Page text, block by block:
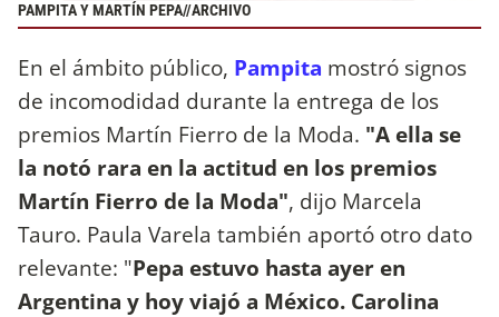
PAMPITA Y MARTÍN PEPA//ARCHIVO
En el ámbito público, Pampita mostró signos
de incomodidad durante la entrega de los
premios Martín Fierro de la Moda. "A ella se
la notó rara en la actitud en los premios
Martín Fierro de la Moda", dijo Marcela
Tauro. Paula Varela también aportó otro dato
relevante: "Pepa estuvo hasta ayer en
Argentina y hoy viajó a México. Carolina